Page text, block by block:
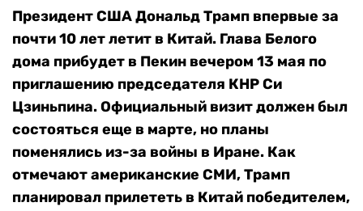
Президент США Дональд Трамп впервые за
почти 10 лет летит в Китай. Глава Белого
дома прибудет в Пекин вечером 13 мая по
приглашению председателя КНР Си
Цзиньпина. Официальный визит должен был
состояться еще в марте, но планы
поменялись из-за войны в Иране. Как
отмечают американские СМИ, Трамп
планировал прилететь в Китай победителем,